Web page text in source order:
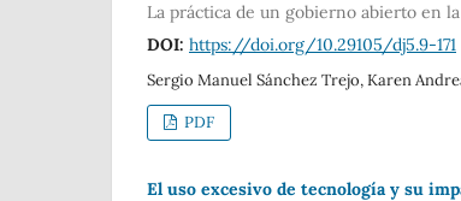
La práctica de un gobierno abierto en
DOI: https://doi.org/10.29105/dj5.9-171
Sergio Manuel Sánchez Trejo, Karen
PDF
El uso excesivo de tecnología y su